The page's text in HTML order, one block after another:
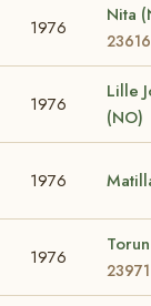
1976
Nita
23616
1976
Lille
(NO)
1976
1976
23971